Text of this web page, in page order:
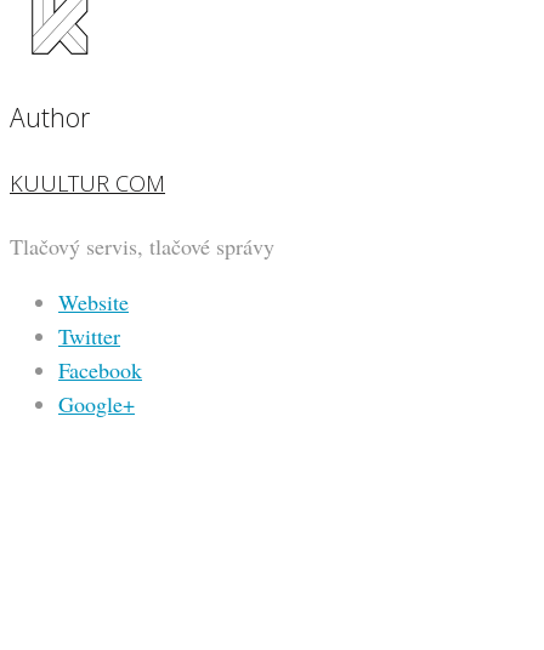
Author
KUULTUR COM
Tlačový servis, tlačové správy
Website
Twitter
Facebook
Google+